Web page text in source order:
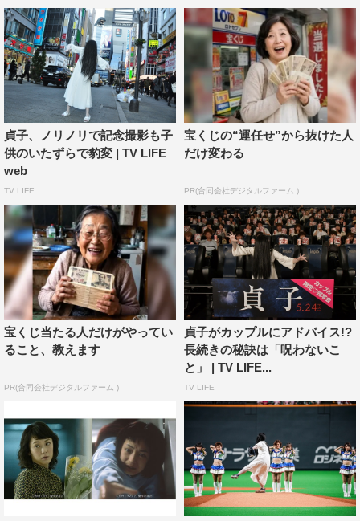
じゃんけん大会を実施。見事、じゃんけんを勝ち抜き、優
勝した女性に手渡しで劇場鑑賞券を贈呈すると、スマート
フォンを取り出し、自撮り棒を駆使して優勝者の女性とそ
のお子さんとの3人で自撮り。慣れないながらも自撮り棒
を使って一生懸命自撮りをする
貞子の姿に「かわいい！」という声も上がった。
イベント終了後は、そのままヨドバシ梅田内へ突入し、
客を驚かせた。
『ザ・リング／リバース』
1月26日（金）より全国公開
＜ストーリー＞
“呪いのビデオ”を見てしまった主人公ジュリア。7日後に
訪れる死の運命から逃れるべく、恋人ホルトと共に、わず
かな手がかりを元に呪いの謎を解明しようと試みるが、や
がてふたりが辿りついたのは、あまりにも悲惨で忌まわし
全世界を震撼させた“呪いのビデオ”の恐怖。＜最恐の呪い
＞は、もう誰にも止められない！
監督：F・ハビエル・グティエレス
脚本：デヴィッド・ルーカ、ヤコブ・アーロン・エステ
貞子、ノリノリで記念撮影も子
供のいたずらで豹変 | TV LIFE
web
TV LIFE
宝くじの“運任せ”から抜けた人
だけ変わる
PR(合同会社デジタルファーム )
宝くじ当たる人だけがやってい
ること、教えます
PR(合同会社デジタルファーム )
貞子がカップルにアドバイス!?
長続きの秘訣は「呪わないこ
と」 | TV LIFE...
TV LIFE